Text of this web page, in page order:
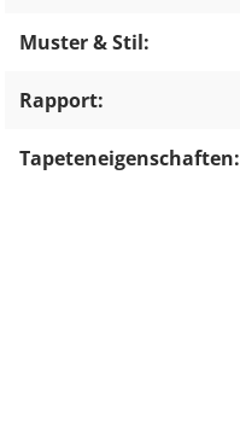
Muster & Stil:
Rapport:
Tapeteneigenschaften: